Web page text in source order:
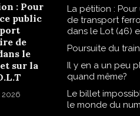
: Pour
public
de
le
sur la
2026
La pétition :
de transport
dans le Lot (46)
Poursuite du
Il y en a un peu
quand même?
Le billet
le monde du